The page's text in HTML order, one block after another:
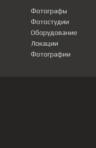
Фотографы
Фотостудии
Оборудование
Локации
Фотографии